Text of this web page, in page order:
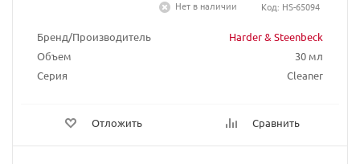
Бренд/Производитель
Harder & Steenbeck
Объем
30 мл
Серия
Cleaner
Отложить Сравнить
Нет в наличии
Код: HS-65094